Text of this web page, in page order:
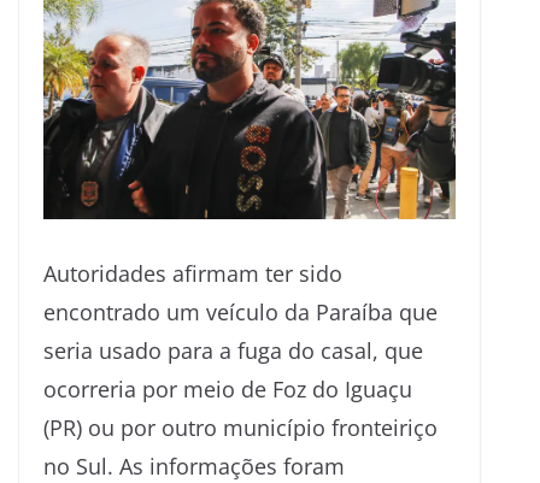
Autoridades afirmam ter sido
encontrado um veículo da Paraíba que
seria usado para a fuga do casal, que
ocorreria por meio de Foz do Iguaçu
(PR) ou por outro município fronteiriço
no Sul. As informações foram